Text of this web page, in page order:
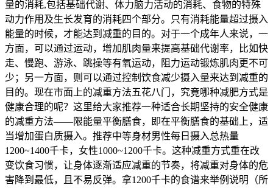
量的消耗,包括基础代谢、体力脑力活动的消耗、食物的特殊
动力作用及生长发育的消耗四个部分。只有消耗能量超过摄入
能量的时候，才能达到减重的目的。对于一个成年人来说，一
方面，可以通过运动，增加肌肉量来提高基础代谢率，比如快
走、慢跑、游泳、跳操等有氧运动，阻力运动锻炼肌肉更不可
少；另一方面，则可以通过控制饮食减少摄入量来达到减重的
目的。现在市面上的减重方法五花八门，究竟哪种减肥方式是
健康合理的呢？这里给大家推荐一种适合长期坚持的安全健康
的减重方法——限能量平衡膳食，即在平衡膳食的基础上，适
当增加蛋白质摄入。推荐中等身材男性每日摄入总热量
1200~1400千卡，女性1000~1200千卡。这种减重方式重在改
变饮食习惯，让身体逐渐适应减重的节奏，将减重对身体的危
害降到最低，且不易反弹。拿1200千卡的食谱来举例说明（所